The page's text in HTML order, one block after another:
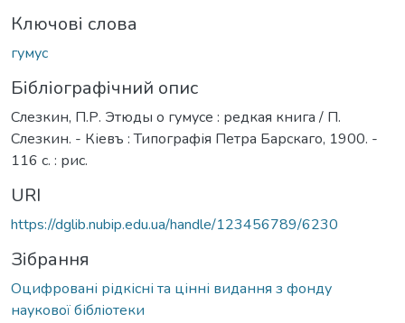
Ключові слова
гумус
Бібліографічний опис
Слезкин, П.Р. Этюды о гумусе : редкая книга / П.
Слезкин. - Кіевъ : Типографія Петра Барскаго, 1900. -
116 с. : рис.
URI
https://dglib.nubip.edu.ua/handle/123456789/6230
Зібрання
Оцифровані рідкісні та цінні видання з фонду
наукової бібліотеки